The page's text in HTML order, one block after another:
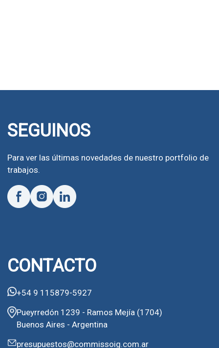
SEGUINOS
Para ver las últimas novedades de nuestro portfolio de
trabajos.
CONTACTO
+54 9 115879-5927
Pueyrredón 1239 - Ramos Mejía (1704)
Buenos Aires - Argentina
presupuestos@commissoig.com.ar